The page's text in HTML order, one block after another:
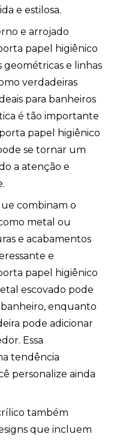
e estilosa.
e arrojado
papel higiênico
e linhas
verdadeiras
para banheiros
é tão importante
papel higiênico
se tornar um
a atenção e
combinam o
metal ou
e acabamentos
e
papel higiênico
escovado pode
enquanto
pode adicionar
Essa
tendência
personalize ainda
também
que incluem